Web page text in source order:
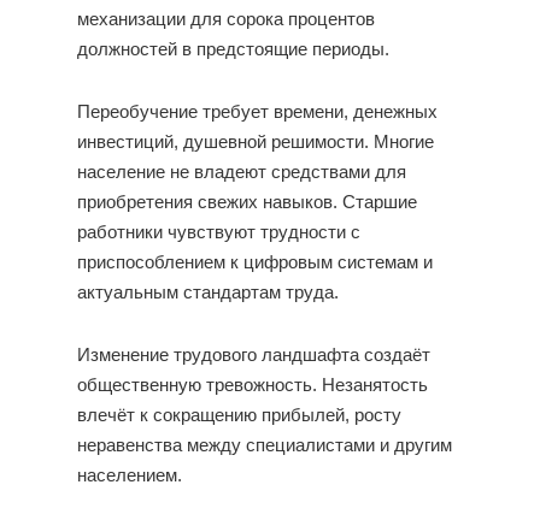
механизации для сорока процентов
должностей в предстоящие периоды.
Переобучение требует времени, денежных
инвестиций, душевной решимости. Многие
население не владеют средствами для
приобретения свежих навыков. Старшие
работники чувствуют трудности с
приспособлением к цифровым системам и
актуальным стандартам труда.
Изменение трудового ландшафта создаёт
общественную тревожность. Незанятость
влечёт к сокращению прибылей, росту
неравенства между специалистами и другим
населением.